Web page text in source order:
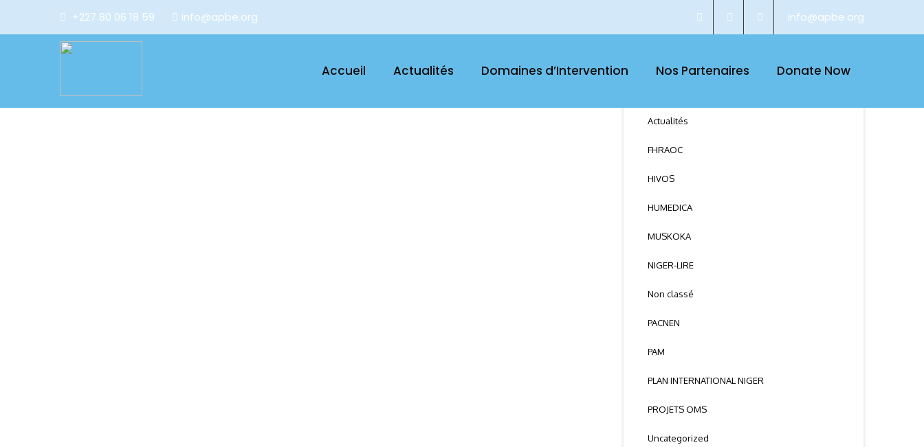
+227 80 06 18 59 info@apbe.org info@apbe.org
Accueil Actualités Domaines d’Intervention Nos Partenaires Donate Now
CATEGORY
Actualités
FHRAOC
HIVOS
HUMEDICA
MUSKOKA
NIGER-LIRE
Non classé
PACNEN
PAM
PLAN INTERNATIONAL NIGER
PROJETS OMS
Uncategorized